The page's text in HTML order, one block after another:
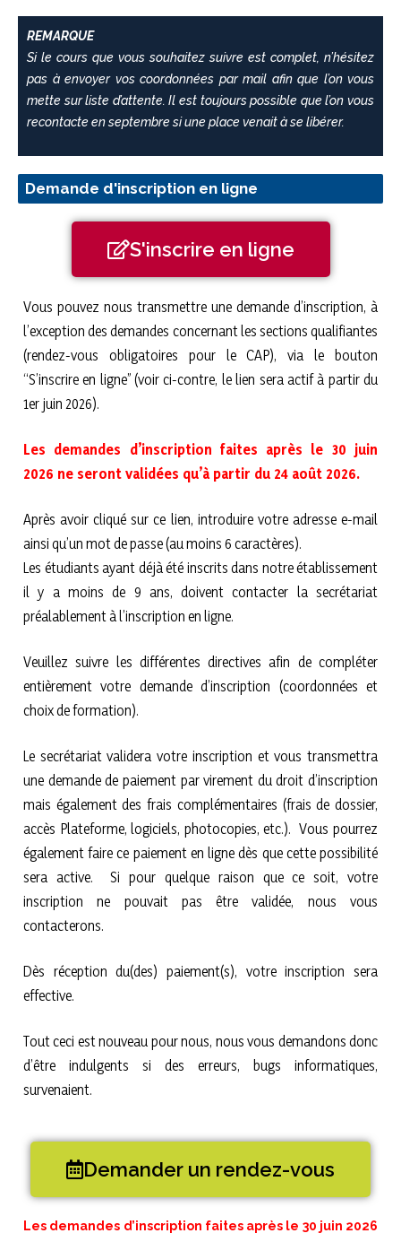
REMARQUE
Si le cours que vous souhaitez suivre est complet, n’hésitez
pas à envoyer vos coordonnées par mail afin que l’on vous
mette sur liste d’attente. Il est toujours possible que l’on vous
recontacte en septembre si une place venait à se libérer.
Demande d'inscription en ligne
S'inscrire en ligne
Vous pouvez nous transmettre une demande d’inscription, à
l’exception des demandes concernant les sections qualifiantes
(rendez-vous obligatoires pour le CAP), via le bouton
“S’inscrire en ligne” (voir ci-contre, le lien sera actif à partir du
1er juin 2026).
Les demandes d’inscription faites après le 30 juin
2026 ne seront validées qu’à partir du 24 août 2026.
Après avoir cliqué sur ce lien, introduire votre adresse e-mail
ainsi qu’un mot de passe (au moins 6 caractères).
Les étudiants ayant déjà été inscrits dans notre établissement
il y a moins de 9 ans, doivent contacter la secrétariat
préalablement à l’inscription en ligne.
Veuillez suivre les différentes directives afin de compléter
entièrement votre demande d’inscription (coordonnées et
choix de formation).
Le secrétariat validera votre inscription et vous transmettra
une demande de paiement par virement du droit d’inscription
mais également des frais complémentaires (frais de dossier,
accès Plateforme, logiciels, photocopies, etc.). Vous pourrez
également faire ce paiement en ligne dès que cette possibilité
sera active. Si pour quelque raison que ce soit, votre
inscription ne pouvait pas être validée, nous vous
contacterons.
Dès réception du(des) paiement(s), votre inscription sera
effective.
Tout ceci est nouveau pour nous, nous vous demandons donc
d’être indulgents si des erreurs, bugs informatiques,
survenaient.
Demander un rendez-vous
Les demandes d’inscription faites après le 30 juin 2026